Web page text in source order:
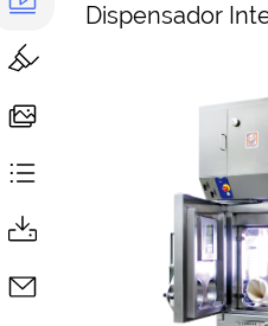
Dispensador